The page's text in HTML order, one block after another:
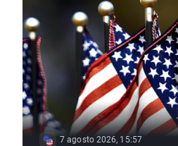
7 agosto 2026, 15:57